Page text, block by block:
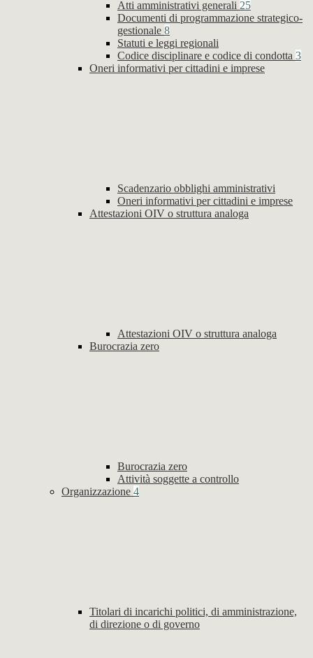
Atti amministrativi generali 25
Documenti di programmazione strategico-
gestionale 8
Statuti e leggi regionali
Codice disciplinare e codice di condotta 3
Oneri informativi per cittadini e imprese
Scadenzario obblighi amministrativi
Oneri informativi per cittadini e imprese
Attestazioni OIV o struttura analoga
Attestazioni OIV o struttura analoga
Burocrazia zero
Burocrazia zero
Attività soggette a controllo
Organizzazione 4
Titolari di incarichi politici, di amministrazione,
di direzione o di governo